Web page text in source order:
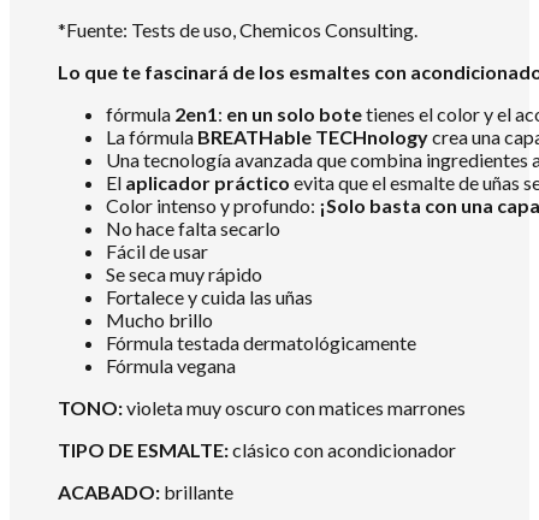
*Fuente: Tests de uso, Chemicos Consulting.
Lo que te fascinará de los esmaltes con
fórmula 2en1 : en un solo botetienes el color y el
La fórmula BREATHable TECHnologycrea una
Una tecnología avanzada que combina
El aplicador práctico evita que el esmalte de uñas
Color intenso y profundo: ¡Solo basta con una
No hace falta secarlo
Fácil de usar
Se seca muy rápido
Fortalece y cuida las uñas
Mucho brillo
Fórmula testada dermatológicamente
Fórmula vegana
TONO:violeta muy oscuro con matices marrones
TIPO DE ESMALTE:clásico con acondicionador
ACABADO: brillante